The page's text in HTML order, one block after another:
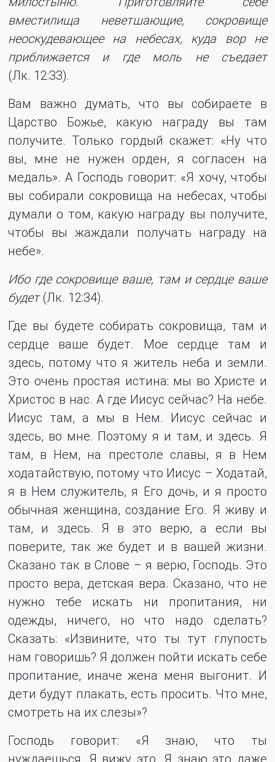
вместилища неветшающие, сокровище
неоскудевающее на небесах, куда вор не
приближается и где моль не съедает
(Лк. 12:33).
Вам важно думать, что вы собираете в
Царство Божье, какую награду вы там
получите. Только гордый скажет: «Ну что
вы, мне не нужен орден, я согласен на
медаль». А Господь говорит: «Я хочу, чтобы
вы собирали сокровища на небесах, чтобы
думали о том, какую награду вы получите,
чтобы вы жаждали получать награду на
небе».
Ибо где сокровище ваше, там и сердце ваше
будет(Лк. 12:34).
Где вы будете собирать сокровища, там и
сердце ваше будет. Мое сердце там и
здесь, потому что я житель неба и земли.
Это очень простая истина: мы во Христе и
Христос в нас. А где Иисус сейчас? На небе.
Иисус там, а мы в Нем. Иисус сейчас и
здесь, во мне. Поэтому я и там, и здесь. Я
там, в Нем, на престоле славы, я в Нем
ходатайствую, потому что Иисус – Ходатай,
я в Нем служитель, я Его дочь, и я просто
обычная женщина, создание Его. Я живу и
там, и здесь. Я в это верю, а если вы
поверите, так же будет и в вашей жизни.
Сказано так в Слове – я верю, Господь. Это
просто вера, детская вера. Сказано, что не
нужно тебе искать ни пропитания, ни
одежды, ничего, но что надо сделать?
Сказать: «Извините, что ты тут глупость
нам говоришь? Я должен пойти искать себе
пропитание, иначе жена меня выгонит. И
дети будут плакать, есть просить. Что мне,
смотреть на их слезы»?
Господь говорит: «Я знаю, что ты
нуждаешься, Я вижу это. Я знаю это даже